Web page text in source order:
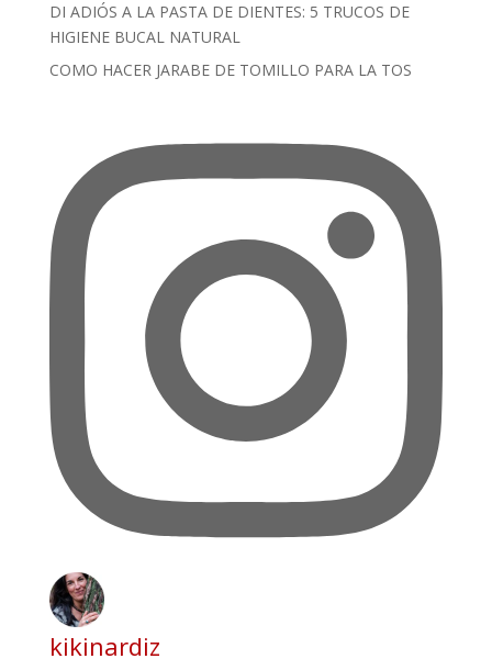
DI ADIÓS A LA PASTA DE DIENTES: 5 TRUCOS DE
HIGIENE BUCAL NATURAL
COMO HACER JARABE DE TOMILLO PARA LA TOS
kikinardiz